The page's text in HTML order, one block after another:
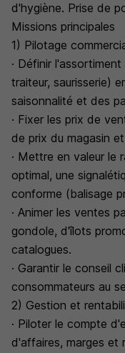
d'hygiène. Prise de
Missions principales
1) Pilotage
· Définir
traiteur, saurisserie)
saisonnalité et des
· Fixer les prix de
de prix du magasin
· Mettre en valeur le
optimal, une
conforme (balisage
· Animer les ventes
gondole, d'îlots
catalogues.
· Garantir le conseil
consommateurs au
2) Gestion et
· Piloter le compte
d'affaires, marges et